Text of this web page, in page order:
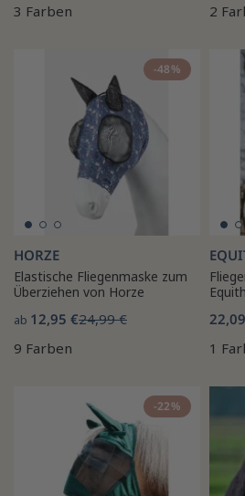
3 Farben
2
-48%
HORZE
Elastische Fliegenmaske zum
Überziehen von Horze
ab 12,95 €24,99 €
9 Farben
1
-22%